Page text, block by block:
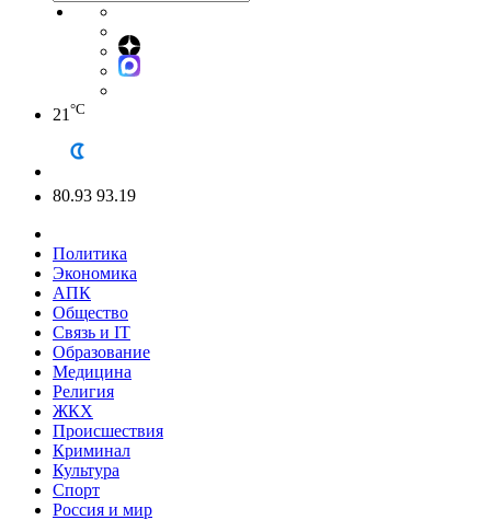
21 °C
80.93 93.19
Политика
Экономика
АПК
Общество
Связь и IT
Образование
Медицина
Религия
ЖКХ
Происшествия
Криминал
Культура
Спорт
Россия и мир